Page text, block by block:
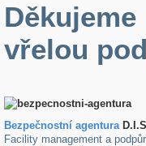
vřelou
Bezpečnostní agentura
Facility management a